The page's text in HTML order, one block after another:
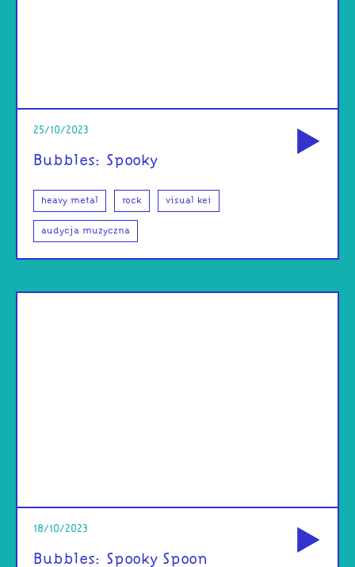
25/10/2023
Bubbles: Spooky
heavy metal rock visual kei
audycja muzyczna
18/10/2023
Bubbles: Spooky Spoon